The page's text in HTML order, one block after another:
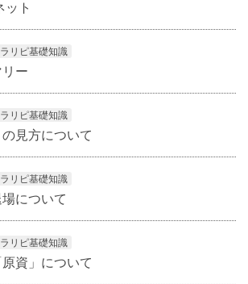
ット
ラリピ基礎知識
リー
ラリピ基礎知識
見方について
ラリピ基礎知識
について
ラリピ基礎知識
資」について